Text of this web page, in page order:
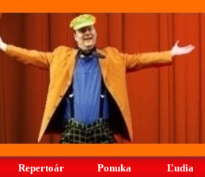
Ponuka Program
Repertoár Ponuka Ľudia